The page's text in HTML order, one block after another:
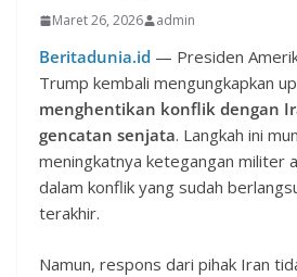
Maret 26, 2026 admin
Beritadunia.id — Presiden
Trump kembali mengungkapkan
menghentikan konflik dengan
gencatan senjata. Langkah ini
meningkatnya ketegangan militer
dalam konflik yang sudah
terakhir.
Namun, respons dari pihak Iran